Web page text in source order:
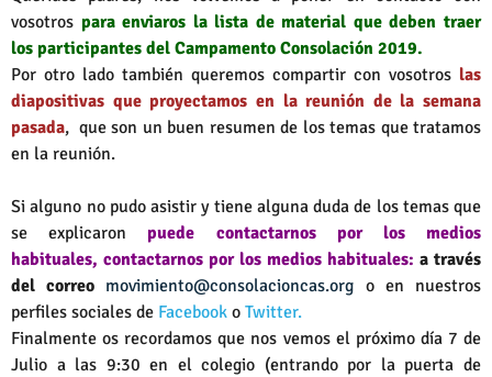
vosotros para enviaros la lista de material que deben traer
los participantes del Campamento Consolación 2019.
Por otro lado también queremos compartir con vosotros las
diapositivas que proyectamos en la reunión de la semana
pasada, que son un buen resumen de los temas que tratamos
en la reunión.
Si alguno no pudo asistir y tiene alguna duda de los temas que
se explicaron puede contactarnos por los medios
habituales, contactarnos por los medios habituales: a través
del correo movimiento@consolacioncas.org o en nuestros
perfiles sociales de Facebook o Twitter.
Finalmente os recordamos que nos vemos el próximo día 7 de
Julio a las 9:30 en el colegio (entrando por la puerta de